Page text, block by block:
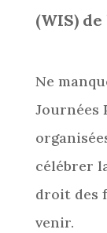
(WIS) de
Ne
Journées
célébrer
droit des
venir.